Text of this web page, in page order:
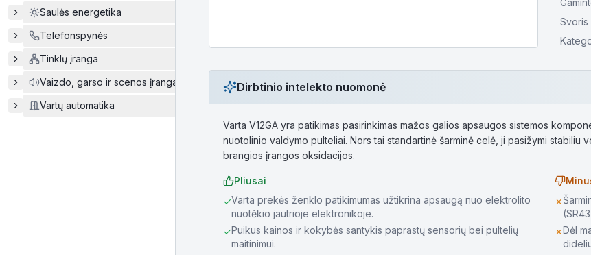
Saulės energetika
Telefonspynės
Tinklų įranga
Vaizdo, garso ir scenos įranga
Vartų automatika
Svoris
Dirbtinio intelekto nuomonė
Varta V12GA yra patikimas pasirinkimas mažos galios apsaugos sistemos
nuotolinio valdymo pulteliai. Nors tai standartinė šarminė celė, ji pasižymi
brangios įrangos oksidacijos.
Pliusai
✓Varta prekės ženklo patikimumas užtikrina apsaugą nuo elektrolito
nuotėkio jautrioje elektronikoje.
✓Puikus kainos ir kokybės santykis paprastų sensorių bei pultelių
maitinimui.
✗
✗Dėl